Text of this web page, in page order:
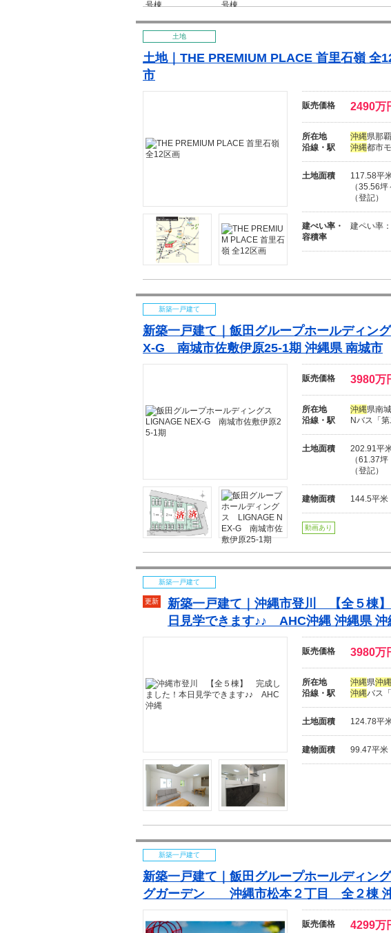
土地
土地｜THE PREMIUM PLACE 首里石嶺 全
市
販売価格 2490万
所在地 沖縄県那
沿線・駅
沖縄都市
土地面積
117.58平
（35.56坪
（登記）
建ぺい率・
容積率
建ペい率
新築一戸建て
新築一戸建て｜飯田グループホールディン
X-G 南城市佐敷伊原25-1期 沖縄県 南城市
販売価格 3980万
所在地 沖縄県南
沿線・駅
Nバス「
土地面積
202.91平
（61.37坪
（登記）
建物面積 144.5平米
動画あり
新築一戸建て
更新 新築一戸建て｜ 沖縄市登川 【全５棟
日見学できます♪♪ AHC沖縄 沖縄県 沖
販売価格 3980万
所在地 沖縄県沖縄
沿線・駅
沖縄バス
土地面積 124.78平
建物面積 99.47平米
新築一戸建て
新築一戸建て｜飯田グループホールディ
グガーデン 沖縄市松本２丁目 全２棟
販売価格 4299万